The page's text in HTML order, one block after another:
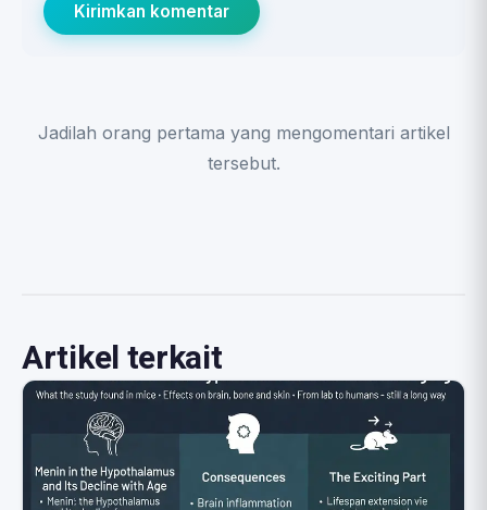
Kirimkan komentar
Jadilah orang pertama yang mengomentari artikel
tersebut.
Artikel terkait